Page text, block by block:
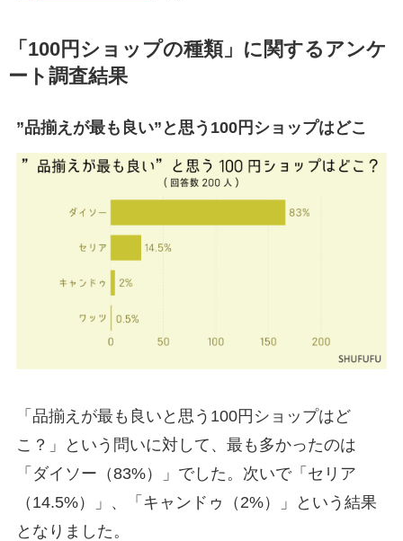
「100円ショップの種類」に関するアンケ
ート調査結果
”品揃えが最も良い”と思う100円ショップはどこ
「品揃えが最も良いと思う100円ショップはど
こ？」という問いに対して、最も多かったのは
「ダイソー（83%）」でした。次いで「セリア
（14.5%）」、「キャンドゥ（2%）」という結果
となりました。